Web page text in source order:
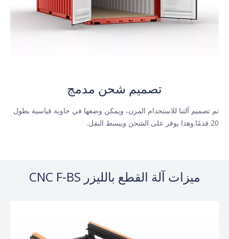
تصميم شحن مدمج
تم تصميم آلتنا للاستخدام المرن، ويمكن وضعها في حاوية قياسية بطول
20 قدمًا.وهذا يوفر على الشحن ويبسط النقل.​​​​​​​
ميزات آلة القطع بالليزر CNC F-BS